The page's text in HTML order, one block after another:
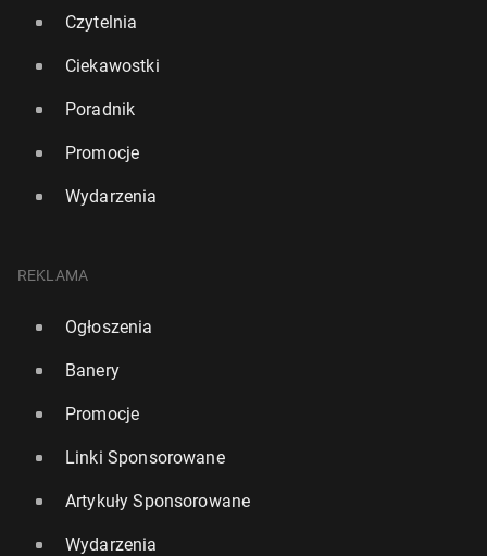
Czytelnia
Ciekawostki
Poradnik
Promocje
Wydarzenia
REKLAMA
Ogłoszenia
Banery
Promocje
Linki Sponsorowane
Artykuły Sponsorowane
Wydarzenia